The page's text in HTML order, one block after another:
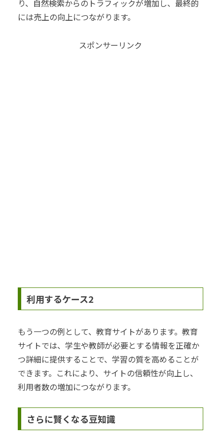
り、自然検索からのトラフィックが増加し、最終的
には売上の向上につながります。
スポンサーリンク
利用するケース2
もう一つの例として、教育サイトがあります。教育
サイトでは、学生や教師が必要とする情報を正確か
つ詳細に提供することで、学習の質を高めることが
できます。これにより、サイトの信頼性が向上し、
利用者数の増加につながります。
さらに賢くなる豆知識